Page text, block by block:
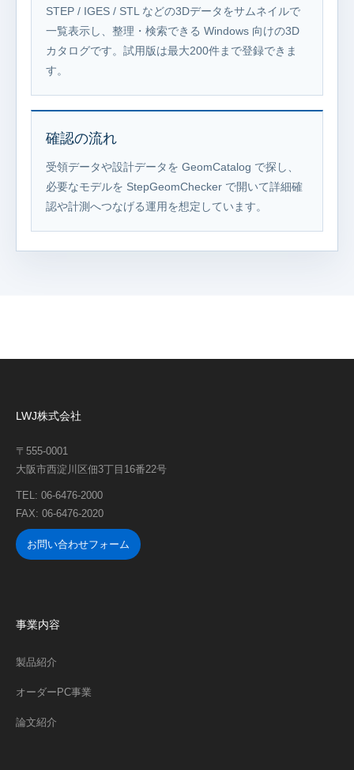
STEP / IGES / STL などの3Dデータをサムネイルで
一覧表示し、整理・検索できる Windows 向けの3D
カタログです。試用版は最大200件まで登録できま
す。
確認の流れ
受領データや設計データを GeomCatalog で探し、
必要なモデルを StepGeomChecker で開いて詳細確
認や計測へつなげる運用を想定しています。
LWJ株式会社
〒555-0001
大阪市西淀川区佃3丁目16番22号
TEL: 06-6476-2000
FAX: 06-6476-2020
お問い合わせフォーム
事業内容
製品紹介
オーダーPC事業
論文紹介